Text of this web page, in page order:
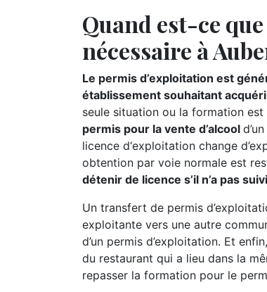
Quand est-ce
nécessaire à
Le permis d’exploitation est
établissement souhaitant
seule situation ou la formation
permis pour la vente d’alcool
licence d‘exploitation change
obtention par voie normale est
détenir de licence s’il n’a pas
Un transfert de permis
exploitante vers une autre
d’un permis d’exploitation. Et
du restaurant qui a lieu dans la
repasser la formation pour le